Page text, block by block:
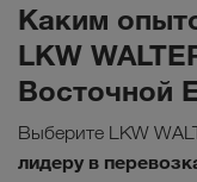
Каким
LKW
Восточной
Выберите LKW
лидеру в